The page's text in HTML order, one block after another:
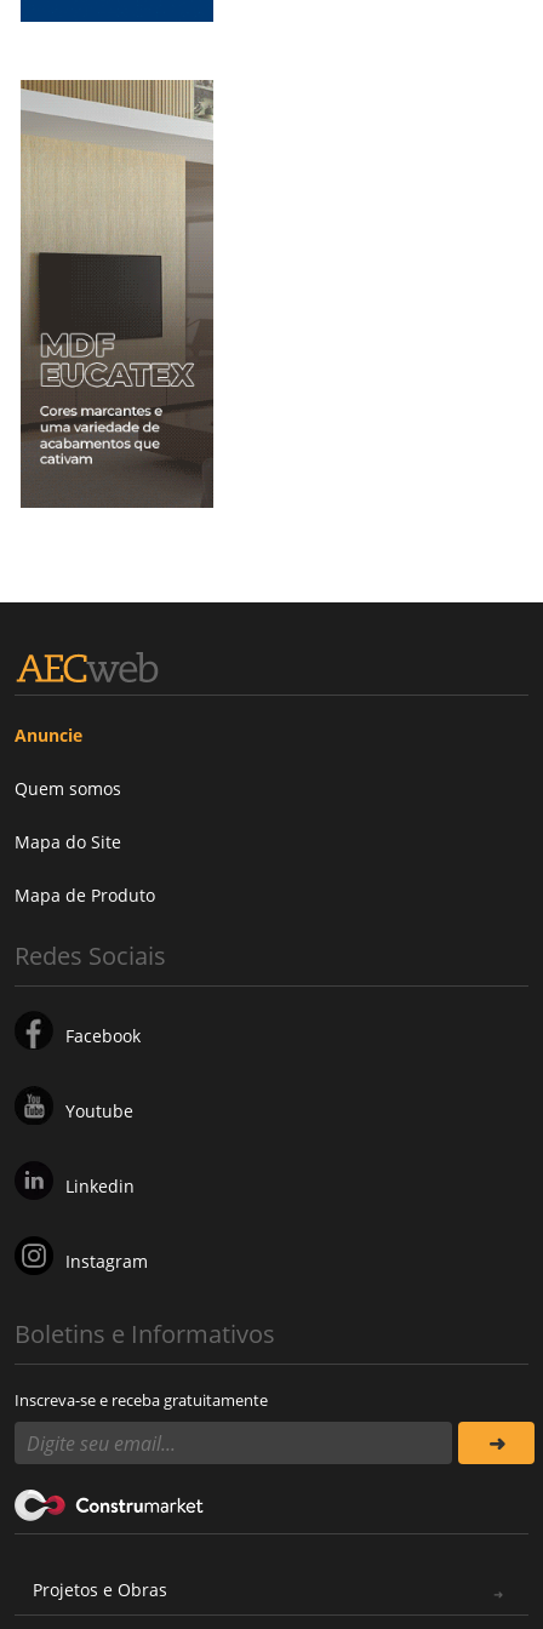
Anuncie
Quem somos
Mapa do Site
Mapa de Produto
Redes Sociais
Facebook
Youtube
Linkedin
Instagram
Boletins e Informativos
Inscreva-se e receba gratuitamente
Projetos e Obras